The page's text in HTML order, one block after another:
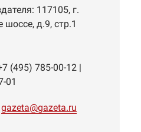
117105, г.
д.9, стр.1
(495) 785-00-12 |
01
gazeta@gazeta.ru